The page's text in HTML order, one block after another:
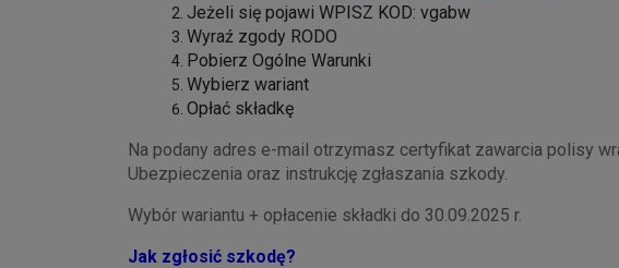
Jeżeli się pojawi WPISZ KOD: vgabw
Wyraź zgody RODO
Pobierz Ogólne Warunki
Wybierz wariant
Opłać składkę
Na podany adres e-mail otrzymasz certyfikat zawarcia polisy
Ubezpieczenia oraz instrukcję zgłaszania szkody.
Wybór wariantu + opłacenie składki do 30.09.2025 r.
Jak zgłosić szkodę?